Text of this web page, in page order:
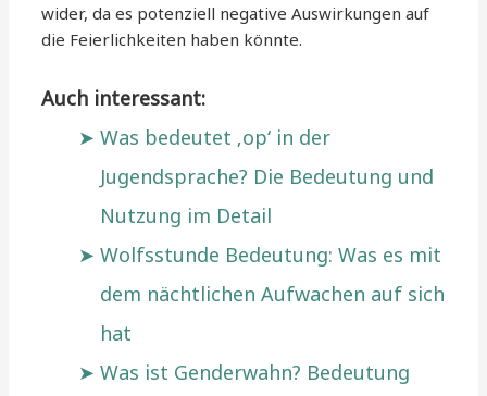
wider, da es potenziell negative Auswirkungen auf
die Feierlichkeiten haben könnte.
Auch interessant:
Was bedeutet ‚op‘ in der
Jugendsprache? Die Bedeutung und
Nutzung im Detail
Wolfsstunde Bedeutung: Was es mit
dem nächtlichen Aufwachen auf sich
hat
Was ist Genderwahn? Bedeutung